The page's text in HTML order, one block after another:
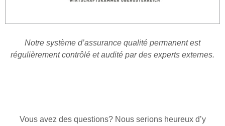
Notre système d’assurance qualité permanent est
régulièrement contrôlé et audité par des experts externes.
Vous avez des questions? Nous serions heureux d’y